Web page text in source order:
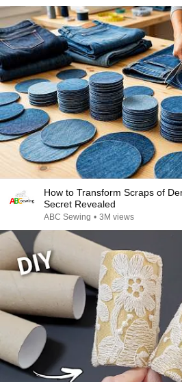
How to Transform Scraps of
Secret Revealed
ABC Sewing • 3M views